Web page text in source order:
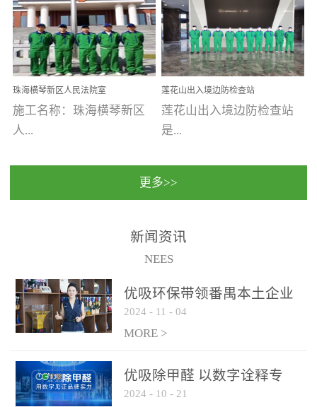
支优势优吸环保是一棵正
茁壮成长的树，只要我们
人人都爱护她、珍惜她、
她将越来越枝繁叶茂，终
将会成为一棵参天大树！
优吸环保截止2020年拥有
全国600家网点分支机构。
【东莞美豪雅致酒店】室
内空气治理项目东莞美豪
雅致酒店 东莞美豪雅
致酒店是为中高端人士...
学广州校区室内空气治
理 工程案例地址：广
州南沙区·香港科技大学(广
州)校区 工程案...
珠海横琴新区人民法院室
内除甲醛空气治理项目
施工名称：珠海横琴新区
人...
民法院室内除甲醛空气治
保施工日期：2020年1月珠
莲花山出入境边防检查站
室内除甲醛空气治理项目
莲花山出入境边防检查站
是...
国家通过设在对外开放口
（及各出入境边防检查
更多>>
新闻资讯
NEES
优吸环保带领番禺本​土企业
勇敢破局向“新”
2024 - 11 - 04
MORE >
优吸除甲醛 以数字诠释专
业，尽显除醛品牌实力！
2024 - 10 - 21